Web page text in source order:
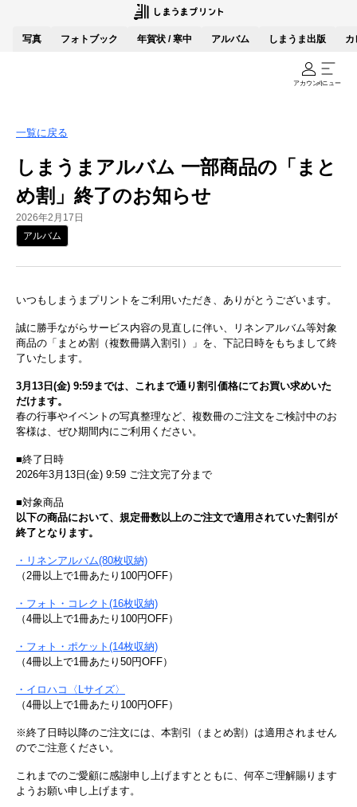
写真 フォトブック 年賀状 / 寒中 アルバム しまうま出版 カ
アカウントメニュー
一覧に戻る
しまうまアルバム 一部商品の「まと
め割」終了のお知らせ
2026年2月17日
アルバム
いつもしまうまプリントをご利用いただき、ありがとうございます。
誠に勝手ながらサービス内容の見直しに伴い、リネンアルバム等対象
商品の「まとめ割（複数冊購入割引）」を、下記日時をもちまして終
了いたします。
3月13日(金) 9:59までは、これまで通り割引価格にてお買い求めいた
だけます。
春の行事やイベントの写真整理など、複数冊のご注文をご検討中のお
客様は、ぜひ期間内にご利用ください。
■終了日時
2026年3月13日(金) 9:59 ご注文完了分まで
■対象商品
以下の商品において、規定冊数以上のご注文で適用されていた割引が
終了となります。
・リネンアルバム(80枚収納)
（2冊以上で1冊あたり100円OFF）
・フォト・コレクト(16枚収納)
（4冊以上で1冊あたり100円OFF）
・フォト・ポケット(14枚収納)
（4冊以上で1冊あたり50円OFF）
・イロハコ〈Lサイズ〉
（4冊以上で1冊あたり100円OFF）
※終了日時以降のご注文には、本割引（まとめ割）は適用されません
のでご注意ください。
これまでのご愛顧に感謝申し上げますとともに、何卒ご理解賜ります
ようお願い申し上げます。